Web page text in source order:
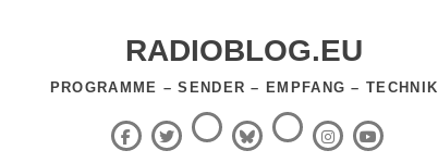
RADIOBLOG.EU
PROGRAMME – SENDER – EMPFANG – TECHNIK
Facebook
X
(Twitter)
ThreadsBlueSky
RSS-
Feed InstagramYouTube